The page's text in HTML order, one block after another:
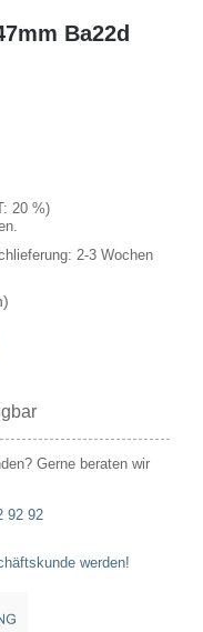
Ba22d
20 %)
2-3 Wochen
Gerne beraten wir
92 92
werden!